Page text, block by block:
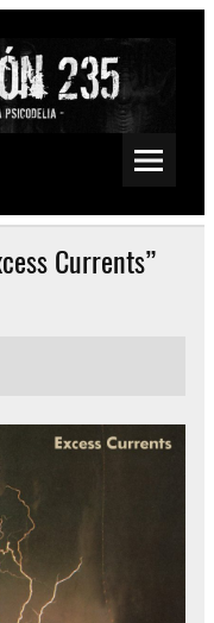
Fuzz, Space, Drone
Currents”